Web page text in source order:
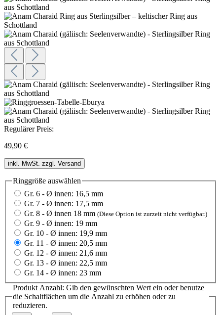
Regulärer Preis:
49,90 €
inkl. MwSt. zzgl. Versand
Ringgröße auswählen
Gr. 6 - Ø innen: 16,5 mm
Gr. 7 - Ø innen: 17,5 mm
Gr. 8 - Ø innen 18 mm (Diese Option ist zurzeit nicht verfügbar.)
Gr. 9 - Ø innen: 19 mm
Gr. 10 - Ø innen: 19,9 mm
Gr. 11 - Ø innen: 20,5 mm
Gr. 12 - Ø innen: 21,6 mm
Gr. 13 - Ø innen: 22,5 mm
Gr. 14 - Ø innen: 23 mm
Produkt Anzahl: Gib den gewünschten Wert ein oder benutze
die Schaltflächen um die Anzahl zu erhöhen oder zu
reduzieren.